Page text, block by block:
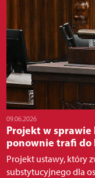
09.06.2026
Projekt w
ponownie trafi
Projekt ustawy, który
substytucyjnego dla